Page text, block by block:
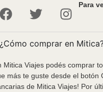
Para
¿Cómo comprar en
Mitica Viajes podés comprar
más te guste desde el botón
de Mitica Viajes! Por